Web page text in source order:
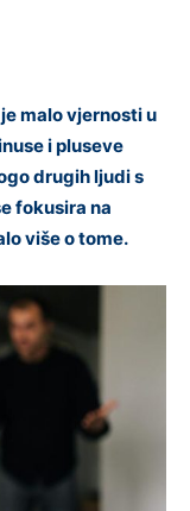
malo vjernosti u
i pluseve
drugih ljudi s
fokusira na
više o tome.